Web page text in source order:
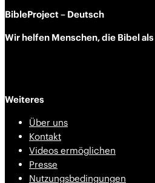
BibleProject – Deutsch
Wir helfen Menschen, die Bibel
Weiteres
Über uns
Kontakt
Videos ermöglichen
Presse
Nutzungsbedingungen